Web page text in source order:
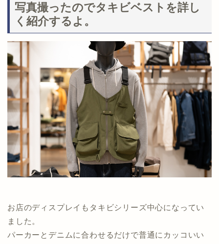
写真撮ったのでタキビベストを詳し
く紹介するよ。
お店のディスプレイもタキビシリーズ中心になってい
ました。
パーカーとデニムに合わせるだけで普通にカッコいい